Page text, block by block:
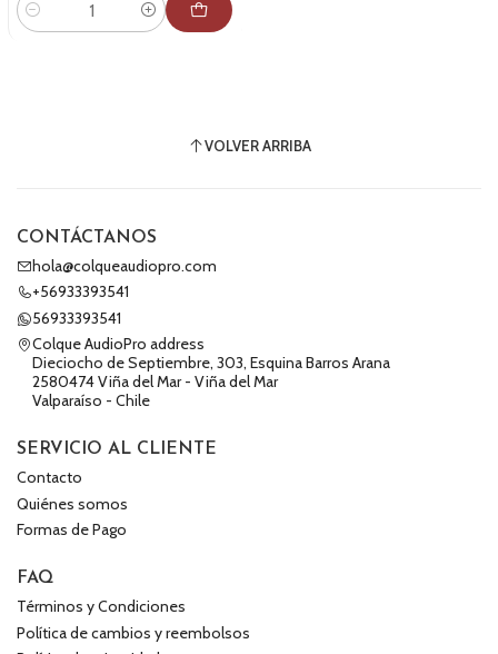
Cantidad
VOLVER ARRIBA
CONTÁCTANOS
hola@colqueaudiopro.com
+56933393541
56933393541
Colque AudioPro address
Dieciocho de Septiembre, 303, Esquina Barros Arana
2580474 Viña del Mar - Viña del Mar
Valparaíso - Chile
SERVICIO AL CLIENTE
Contacto
Quiénes somos
Formas de Pago
FAQ
Términos y Condiciones
Política de cambios y reembolsos